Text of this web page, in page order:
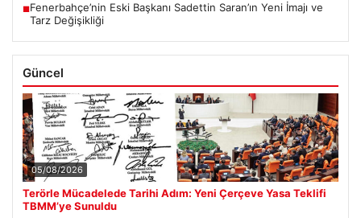
■Fenerbahçe’nin Eski Başkanı Sadettin Saran’ın Yeni İmajı ve
Tarz Değişikliği
Güncel
05/08/2026
Terörle Mücadelede Tarihi Adım: Yeni Çerçeve Yasa Teklifi
TBMM’ye Sunuldu